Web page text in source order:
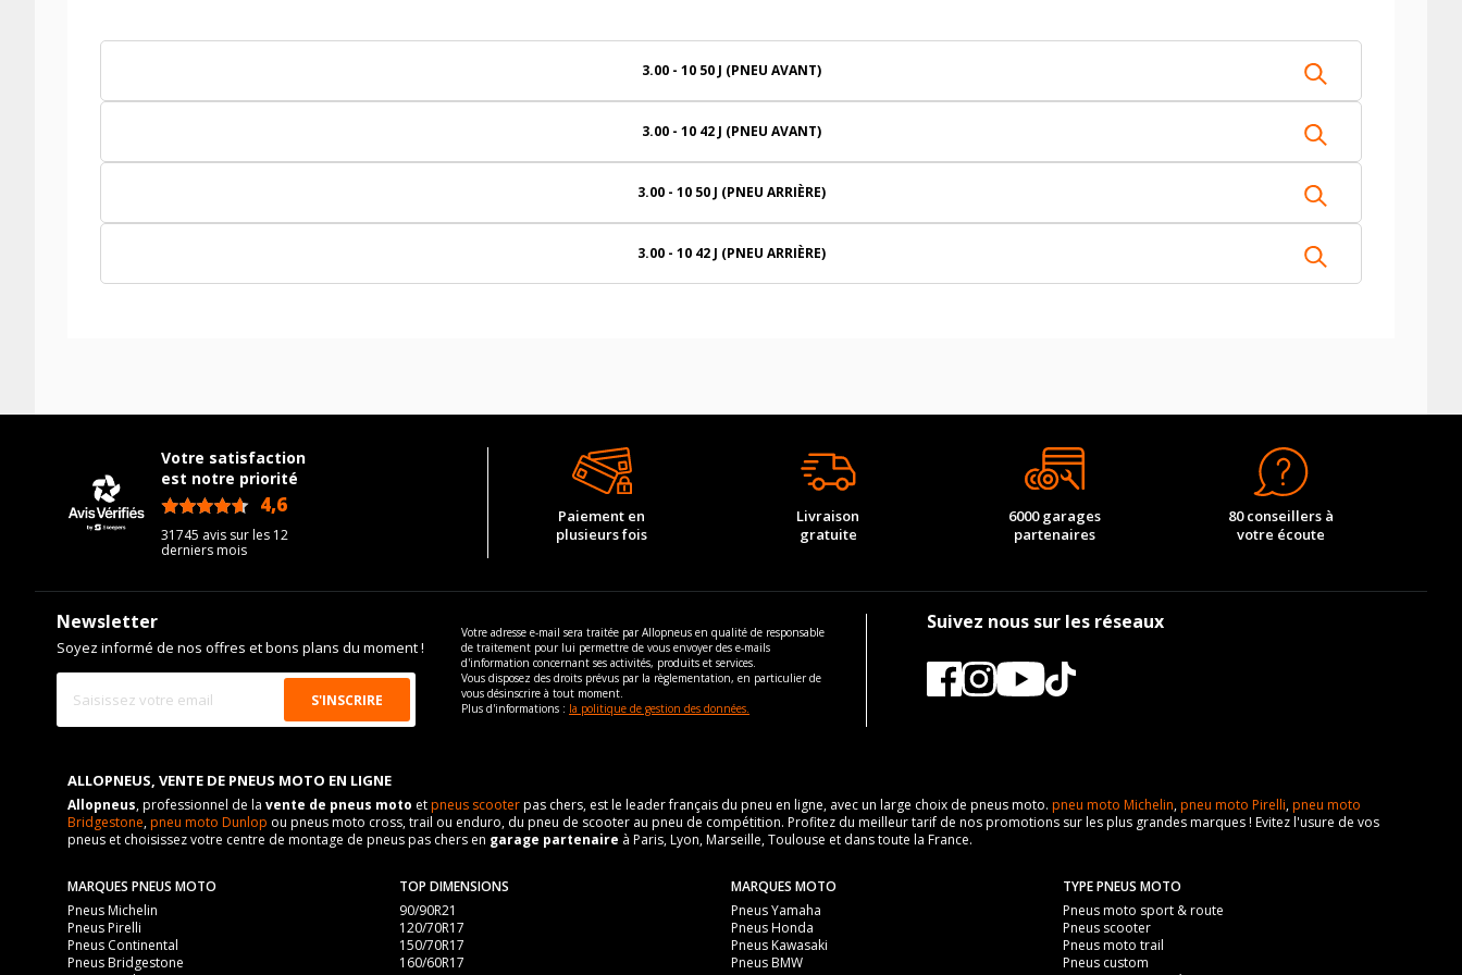
3.00 - 10 50 J (PNEU AVANT)
3.00 - 10 42 J (PNEU AVANT)
3.00 - 10 50 J (PNEU ARRIÈRE)
3.00 - 10 42 J (PNEU ARRIÈRE)
Votre satisfaction
est notre priorité
4,6
31745 avis sur les 12
derniers mois
Paiement en
plusieurs fois
Livraison
gratuite
6000 garages
partenaires
80 conseillers à
votre écoute
Newsletter
Soyez informé de nos offres et bons plans du moment !
Votre adresse e-mail sera traitée par Allopneus en qualité de responsable
de traitement pour lui permettre de vous envoyer des e-mails
d'information concernant ses activités, produits et services.
Vous disposez des droits prévus par la règlementation, en particulier de
vous désinscrire à tout moment.
Plus d'informations : la politique de gestion des données.
Suivez nous sur les réseaux
ALLOPNEUS, VENTE DE PNEUS MOTO EN LIGNE
Allopneus, professionnel de la vente de pneus moto etpneus scooterpas chers, est le leader français du pneu en ligne, avec un large choix de pneus moto. pneu moto Michelin,pneu moto Pirelli,pneu moto
Bridgestone,pneu moto Dunlop ou pneus moto cross, trail ou enduro, du pneu de scooter au pneu de compétition. Profitez du meilleur tarif de nos promotions sur les plus grandes marques ! Evitez l'usure de vos
pneus et choisissez votre centre de montage de pneus pas chers en garage partenaire à Paris, Lyon, Marseille, Toulouse et dans toute la France.
MARQUES PNEUS MOTO
Pneus Michelin
Pneus Pirelli
Pneus Continental
Pneus Bridgestone
TOP DIMENSIONS
90/90R21
120/70R17
150/70R17
160/60R17
MARQUES MOTO
Pneus Yamaha
Pneus Honda
Pneus Kawasaki
Pneus BMW
TYPE PNEUS MOTO
Pneus moto sport & route
Pneus scooter
Pneus moto trail
Pneus custom